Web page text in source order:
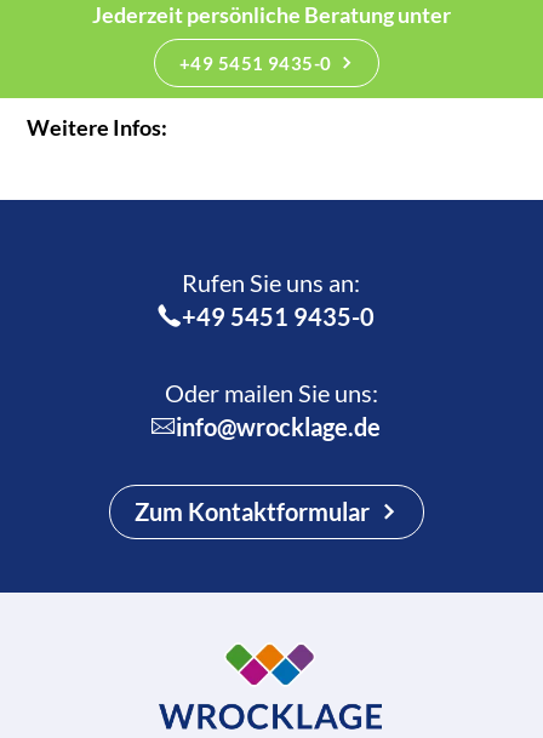
Jederzeit persönliche Beratung unter
+49 5451 9435-0
Weitere Infos:
Rufen Sie uns an:­
+49 5451 9435-0
Oder mailen Sie uns:
info@wrocklage.de
Zum Kontaktformular